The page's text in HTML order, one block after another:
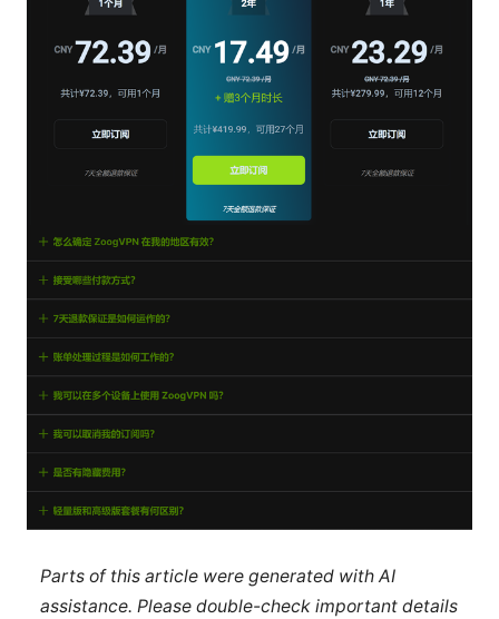
Parts of this article were generated with AI
assistance. Please double-check important details